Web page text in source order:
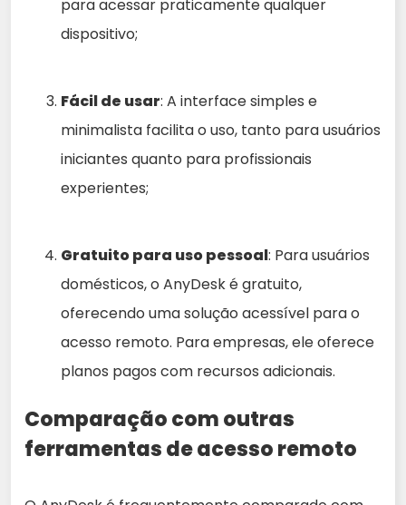
para acessar praticamente qualquer
dispositivo;
Fácil de usar: A interface simples e
minimalista facilita o uso, tanto para usuários
iniciantes quanto para profissionais
experientes;
Gratuito para uso pessoal: Para usuários
domésticos, o AnyDesk é gratuito,
oferecendo uma solução acessível para o
acesso remoto. Para empresas, ele oferece
planos pagos com recursos adicionais.
Comparação com outras
ferramentas de acesso remoto